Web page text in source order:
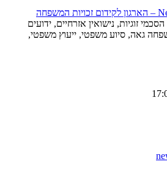
זוגיות, נישואין אזרחיים, ידועים
גאה, סיוע משפטי, ייעוץ משפטי,